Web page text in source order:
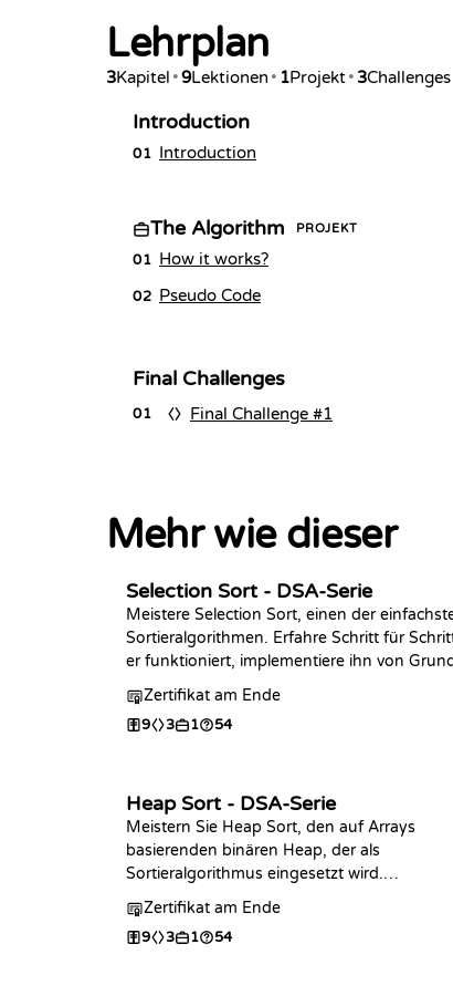
Lehrplan
3Kapitel •9Lektionen • 1Projekt• 3Challenges
Introduction
01 Introduction
The Algorithm PROJEKT
01 How it works?
02 Pseudo Code
Final Challenges
01
Final Challenge #1
Mehr wie dieser
Selection Sort - DSA-Serie
Meistere Selection Sort, einen der
Sortieralgorithmen. Erfahre Schritt für
er funktioniert, implementiere ihn von
in der Programmiersprache deiner Wahl,
analysiere seine Komplexität und übe mit
Challenges.
Zertifikat am Ende
9 3 1 54
Heap Sort - DSA-Serie
Meistern Sie Heap Sort, den auf Arrays
basierenden binären Heap, der als
Sortieralgorithmus eingesetzt wird.
Implementieren Sie den Sift-Down-Schritt,
schreiben Sie den vollständigen Algorithmus
der Programmiersprache Ihrer Wahl,
Zertifikat am Ende
9 3 1 54